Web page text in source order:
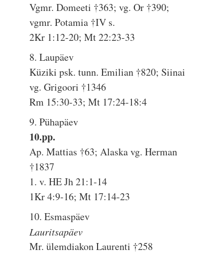
Vgmr. Domeeti †363; vg. Or †390;
vgmr. Potamia †IV s.
2Kr 1:12-20; Mt 22:23-33
8. Laupäev
Küziki psk. tunn. Emilian †820; Siinai
vg. Grigoori †1346
Rm 15:30-33; Mt 17:24-18:4
9. Pühapäev
10.pp.
Ap. Mattias †63; Alaska vg. Herman
†1837
1. v. HE Jh 21:1-14
1Kr 4:9-16; Mt 17:14-23
10. Esmaspäev
Lauritsapäev
Mr. ülemdiakon Laurenti †258